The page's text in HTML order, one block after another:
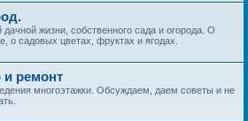
жизни, собственного сада и огорода. О
о садовых цветах, фруктах и ягодах.
и ремонт
многоэтажки. Обсуждаем, даем советы и не